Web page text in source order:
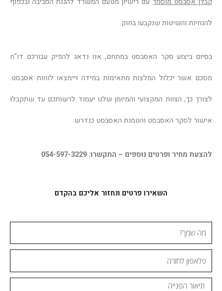
להנחיות והשיטות שנקבעו בחוק.
בסיום ביצוע סקר האסבסט במתחם, אנו נדאג להפיק עבורכם דו"ח
מסכם אשר יכלול המלצות מתאימות במידה ויימצאו לוחות אסבסט.
לצורך כך, הצוות המקצועי והמיומן שלנו יעמוד לרשותכם עד שתקבלו
אישור לסקר האסבסט והטמנת האסבסט כנדרש.
להצעת מחיר ופרטים נוספים – התקשרו: 054-597-3229
השאירו פרטים ונחזור אליכם בהקדם
שמך?
לחזרה
ההודעה